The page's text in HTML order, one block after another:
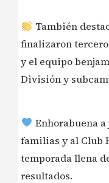
También
finalizaron
y el equipo
División y
Enhorabuena
familias y al Club
temporada llena
resultados.